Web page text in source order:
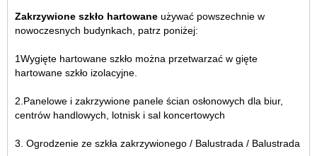
Zakrzywione szkło hartowane używać powszechnie w
nowoczesnych budynkach, patrz poniżej:
1Wygięte hartowane szkło można przetwarzać w gięte
hartowane szkło izolacyjne.
2.Panelowe i zakrzywione panele ścian osłonowych dla biur,
centrów handlowych, lotnisk i sal koncertowych
3. Ogrodzenie ze szkła zakrzywionego / Balustrada / Balustrada